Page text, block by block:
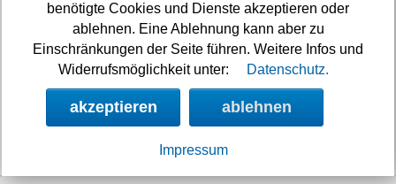
Verfügbarkeit:
Preis: 49.90 €
benötigte Cookies und Dienste akzeptieren oder
ablehnen. Eine Ablehnung kann aber zu
Einschränkungen der Seite führen. Weitere Infos und
Widerrufsmöglichkeit unter:
Datenschutz.
akzeptieren ablehnen
Impressum